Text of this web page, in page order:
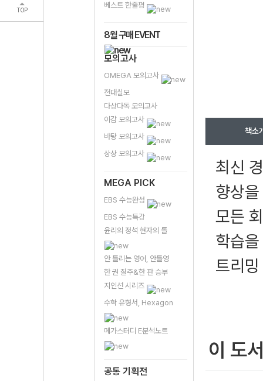
TOP
베스트 한줄평
8월 구매 EVENT
모의고사
OMEGA 모의고사
전대실모
다상다독 모의고사
이감 모의고사
바탕 모의고사
상상 모의고사
MEGA PICK
EBS 수능완성
EBS 수능특강
윤리의 정석 현자의 돌
안 틀리는 영어, 안틀영
한 권 질주&한 판 승부
지인선 시리즈
수학 유형서, Hexagon
메가스터디 E분석노트
공통 기획전
책소
최신
향상
모든
학습
트리
이 도